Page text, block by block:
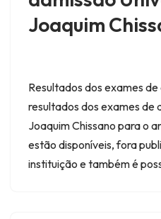
Joaquim
Resultados dos exames
resultados dos exames de
Joaquim Chissano para o
estão disponíveis, fora
instituição e também é